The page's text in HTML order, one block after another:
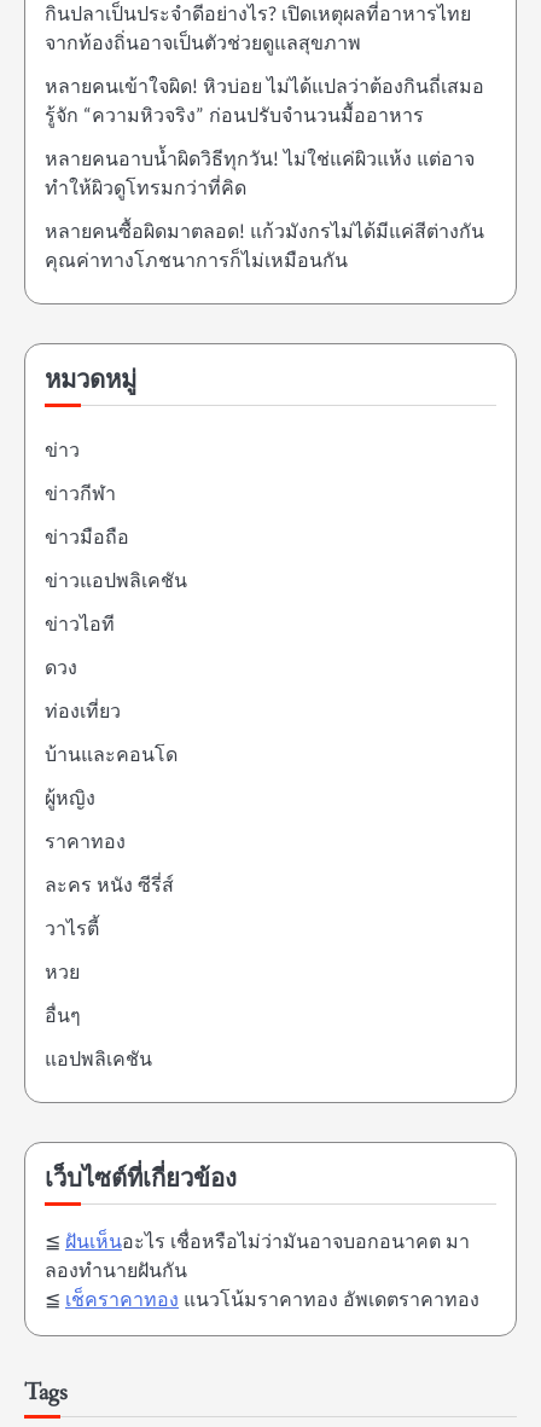
กินปลาเป็นประจำดีอย่างไร? เปิดเหตุผลที่อาหารไทย
จากท้องถิ่นอาจเป็นตัวช่วยดูแลสุขภาพ
หลายคนเข้าใจผิด! หิวบ่อย ไม่ได้แปลว่าต้องกินถี่เสมอ
รู้จัก “ความหิวจริง” ก่อนปรับจำนวนมื้ออาหาร
หลายคนอาบน้ำผิดวิธีทุกวัน! ไม่ใช่แค่ผิวแห้ง แต่อาจ
ทำให้ผิวดูโทรมกว่าที่คิด
หลายคนซื้อผิดมาตลอด! แก้วมังกรไม่ได้มีแค่สีต่างกัน
คุณค่าทางโภชนาการก็ไม่เหมือนกัน
หมวดหมู่
ข่าว
ข่าวกีฬา
ข่าวมือถือ
ข่าวแอปพลิเคชัน
ข่าวไอที
ดวง
ท่องเที่ยว
บ้านและคอนโด
ผู้หญิง
ราคาทอง
ละคร หนัง ซีรี่ส์
วาไรตี้
หวย
อื่นๆ
แอปพลิเคชัน
เว็บไซต์ที่เกี่ยวข้อง
≦ ฝันเห็นอะไร เชื่อหรือไม่ว่ามันอาจบอกอนาคต มา
ลองทำนายฝันกัน
≦ เช็คราคาทอง แนวโน้มราคาทอง อัพเดตราคาทอง
Tags